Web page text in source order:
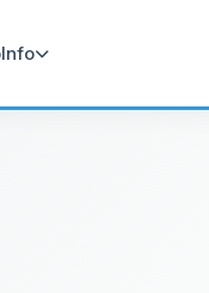
Info